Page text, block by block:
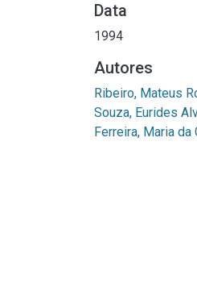
Data
1994
Autores
Ribeiro, Mateus
Souza, Eurides
Ferreira, Maria